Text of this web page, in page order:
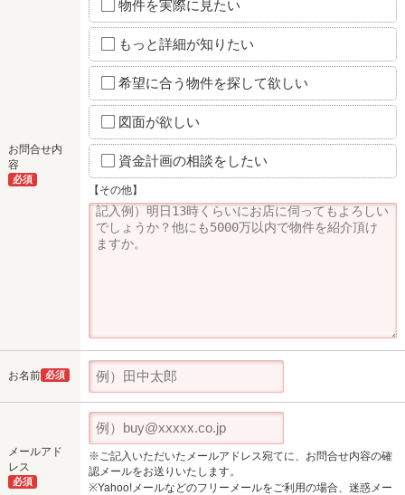
お問合せ内
容
必須
物件を実際に見たい
もっと詳細が知りたい
希望に合う物件を探して欲しい
図面が欲しい
資金計画の相談をしたい
【その他】
お名前 必須
メールアド
レス
必須
※ご記入いただいたメールアドレス宛てに、お問合せ内容の確
認メールをお送りいたします。
※Yahoo!メールなどのフリーメールをご利用の場合、迷惑メー